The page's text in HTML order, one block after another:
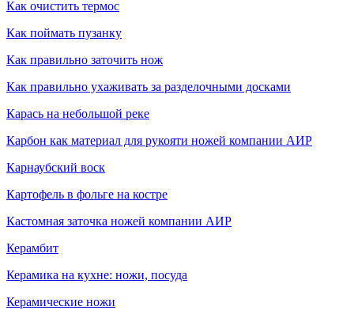
Как очистить термос
Как поймать пузанку
Как правильно заточить нож
Как правильно ухаживать за разделочными досками
Карась на небольшой реке
Карбон как материал для рукояти ножей компании АИР
Карнаубский воск
Картофель в фольге на костре
Кастомная заточка ножей компании АИР
Керамбит
Керамика на кухне: ножи, посуда
Керамические ножи